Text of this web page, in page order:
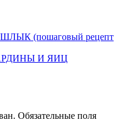
(пошаговый рецепт
И ЯИЦ
Обязательные поля